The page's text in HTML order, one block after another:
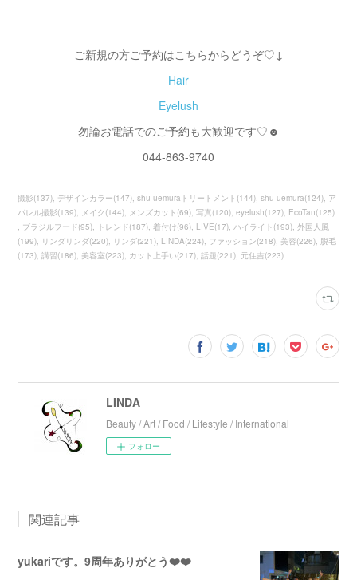
ご新規の方ご予約はこちらからどうぞ♡↓
Hair
Eyelush
勿論お電話でのご予約も大歓迎です♡☻
044-863-9740
撮影(137) デザインカラー(147) shu uemuraトリートメント (144) shu uemura(124) ア
パレル撮影(139) メイク (144) メンズカット (69) 写真(120) eyelush(127) EcoTan(125)
ブラジルフード(95) トレンド(187) 着付け(96) LIVE(17) ハイライト (193) 外国人風
(199) リンダリンダ(220) リンダ(221) LINDA(224) ファッション(218) 美容(226) 脱毛
(173) 講習(186) 美容室(223) カット上手い(217) 話題(221) 元住吉(223)
LINDA
Beauty / Art / Food / Lifestyle / International
フォロー
関連記事
yukariです。9周年ありがとう❤️❤️